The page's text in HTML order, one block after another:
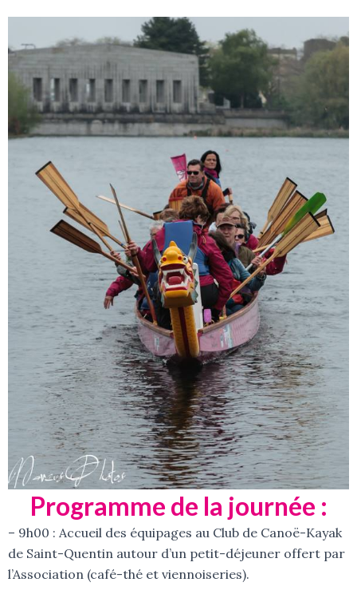
Programme de la journée :
– 9h00 : Accueil des équipages au Club de Canoë-Kayak
de Saint-Quentin autour d’un petit-déjeuner offert par
l’Association (café-thé et viennoiseries).